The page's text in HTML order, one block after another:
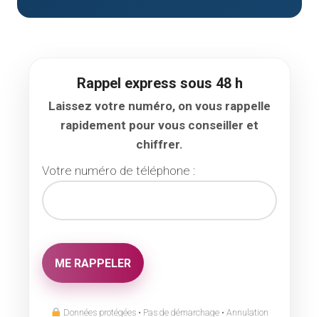
Rappel express sous 48 h
Laissez votre numéro, on vous rappelle
rapidement pour vous conseiller et
chiffrer.
Votre numéro de téléphone :
Données protégées • Pas de démarchage • Annulation